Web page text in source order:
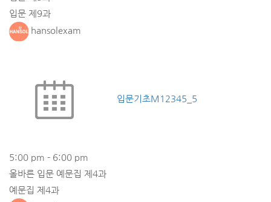
입문 제9과
hansolexam
입문기초M12345_5
5:00 pm - 6:00 pm
올바른 입문 예문집 제4과
예문집 제4과